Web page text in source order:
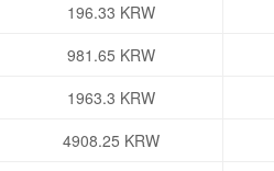
196.33 KRW
981.65 KRW
1963.3 KRW
4908.25 KRW